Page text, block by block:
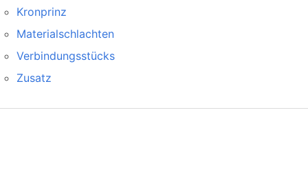
Kronprinz
Materialschlachten
Verbindungsstücks
Zusatz